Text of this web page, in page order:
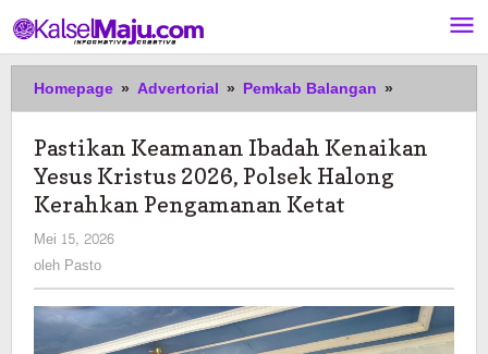
ke
konten
Homepage » Advertorial » Pemkab Balangan »
Keamanan
Kenaikan
Kerahkan
Ketat
Pastikan Keamanan Ibadah Kenaikan
Yesus Kristus 2026, Polsek Halong
Kerahkan Pengamanan Ketat
Mei 15, 2026
oleh Pasto